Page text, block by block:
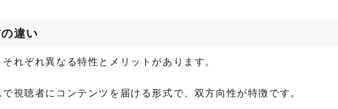
違い
れぞれ異なる特性とメリットがあります。
視聴者にコンテンツを届ける形式で、双方向性が特徴です。